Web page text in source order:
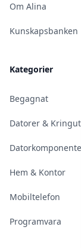
Om Alina
Kunskapsbanken
Kategorier
Begagnat
Datorer &
Hem & Kontor
Mobiltelefon
Programvara